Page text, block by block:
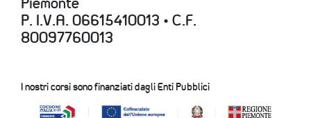
P. I.V.A. 06615410013 • C.F.
80097760013
I nostri corsi sono finanziati dagli Enti Pubblici